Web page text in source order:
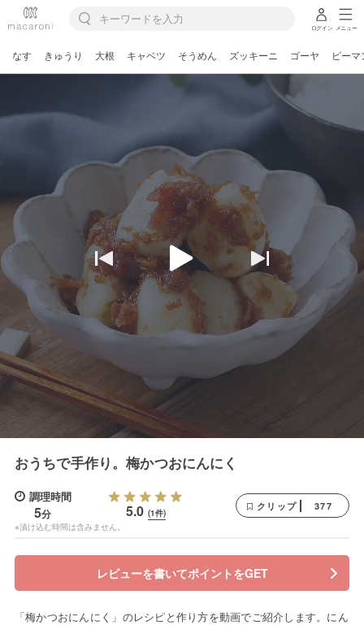
ログイン メニュー
なす きゅうり 大根 キャベツ そうめん ズッキーニ ゴーヤ ピーマ
おうちで手作り。梅かつおにんにく
調理時間
5分
※漬け込む時間は含みません。
5.0 (1件)
クリップ 377
レビューを書いてポイントをGET
「梅かつおにんにく」のレシピと作り方を動画でご紹介します。にん